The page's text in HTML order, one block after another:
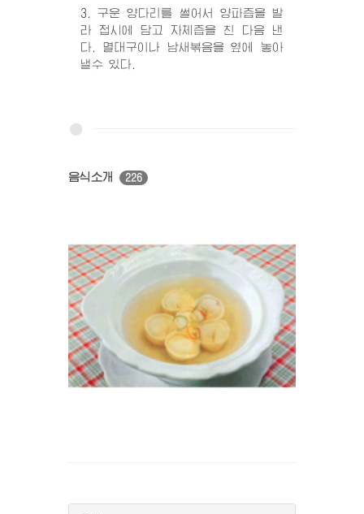
3. 구운 양다리를 썰어서 양파즙을 발
라 접시에 담고 자체즙을 친 다음 낸
다. 멸대구이나 남새볶음을 옆에 놓아
낼수 있다.
음식소개 226